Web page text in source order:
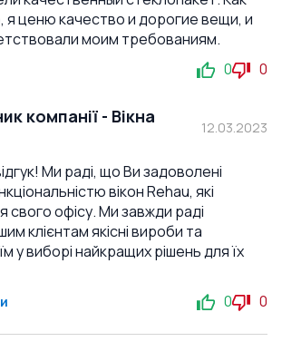
ценю качество и дорогие вещи, и
моим требованиям.
0 0
компанії - Вікна
12.03.2023
Ми раді, що Ви задоволені
вікон Rehau, які
свого офісу. Ми завжди раді
клієнтам якісні вироби та
у виборі найкращих рішень для їх
0 0